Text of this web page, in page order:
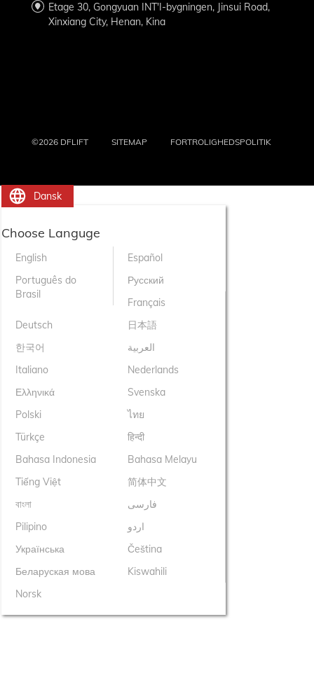
Etage 30, Gongyuan INT'I-bygningen, Jinsui Road,
Xinxiang City, Henan, Kina
©2026 DFLIFT SITEMAP FORTROLIGHEDSPOLITIK
Dansk
Choose Languge
English
Español
Português do
Brasil
Русский
Français
Deutsch
日本語
한국어
العربية
Italiano
Nederlands
Ελληνικά
Svenska
Polski
ไทย
Türkçe
हिन्दी
Bahasa Indonesia
Bahasa Melayu
Tiếng Việt
简体中文
বাংলা
فارسی
Pilipino
اردو
Українська
Čeština
Беларуская мова
Kiswahili
Norsk